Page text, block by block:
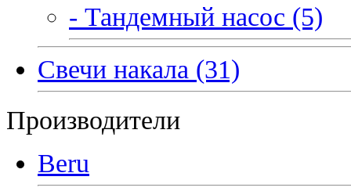
- Тандемный насос (5)
Свечи накала (31)
Производители
Beru